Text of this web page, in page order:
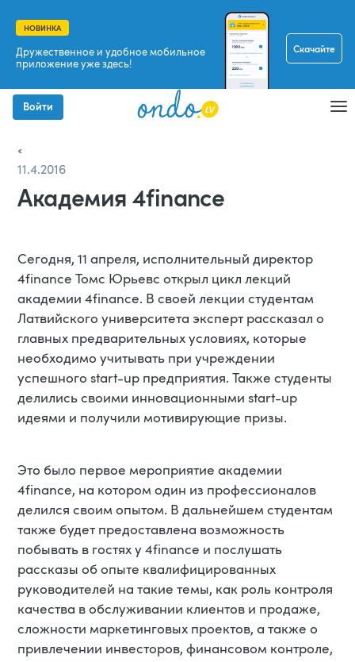
НОВИНКА
Дружественное и удобное мобильное
приложение уже здесь!
Скачайте
Войти
11.4.2016
Академия 4finance
Сегодня, 11 апреля, исполнительный директор
4finance Томс Юрьевс открыл цикл лекций
академии 4finance. В своей лекции студентам
Латвийского университета эксперт рассказал о
главных предварительных условиях, которые
необходимо учитывать при учреждении
успешного start-up предприятия. Также студенты
делились своими инновационными start-up
идеями и получили мотивирующие призы.
Это было первое мероприятие академии
4finance, на котором один из профессионалов
делился своим опытом. В дальнейшем студентам
также будет предоставлена возможность
побывать в гостях у 4finance и послушать
рассказы об опыте квалифицированных
руководителей на такие темы, как роль контроля
качества в обслуживании клиентов и продаже,
сложности маркетинговых проектов, а также о
привлечении инвесторов, финансовом контроле,